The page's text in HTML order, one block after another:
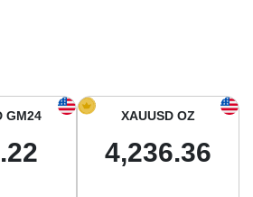
أسعار الذهب في أمريكا الجنوبية
XAUUSD OZ
4,236.36
GM24